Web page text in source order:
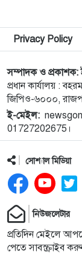
ঈদগাহ
৯
রাসিক
১০
মানববন্ধন
১১
নগরীতে
৬
১২
১৩
Privacy Policy
সম্পাদক ও প্রকাশক:
প্রধান কার্যালয় :
জিপিও-৬০০০,
ই-মেইল:
01727202675।
সোশ্যাল মিডিয়া
নিউজলেটার
প্রতিদিন মেইলে
পেতে সাবস্ক্রাইব